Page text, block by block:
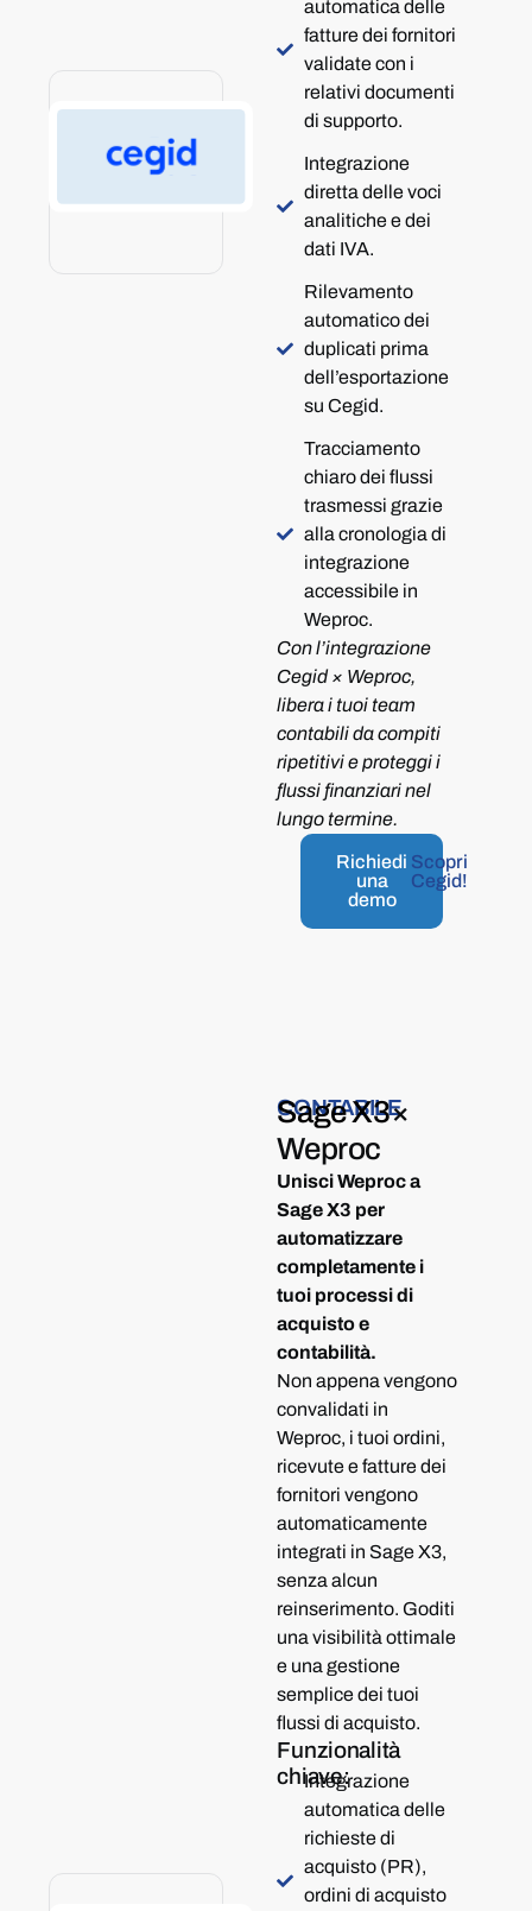
automatica delle
fatture dei fornitori
validate con i
relativi documenti
di supporto.
Integrazione
diretta delle voci
analitiche e dei
dati IVA.
Rilevamento
automatico dei
duplicati prima
dell’esportazione
su Cegid.
Tracciamento
chiaro dei flussi
trasmessi grazie
alla cronologia di
integrazione
accessibile in
Weproc.
Con l’integrazione
Cegid × Weproc,
libera i tuoi team
contabili da compiti
ripetitivi e proteggi i
flussi finanziari nel
lungo termine.
Richiedi
una
demo
Scopri
Cegid!
CONTABILE
Sage X3×
Weproc
Unisci Weproc a
Sage X3 per
automatizzare
completamente i
tuoi processi di
acquisto e
contabilità.
Non appena vengono
convalidati in
Weproc, i tuoi ordini,
ricevute e fatture dei
fornitori vengono
automaticamente
integrati in Sage X3,
senza alcun
reinserimento. Goditi
una visibilità ottimale
e una gestione
semplice dei tuoi
flussi di acquisto.
Funzionalità
chiave:
Integrazione
automatica delle
richieste di
acquisto (PR),
ordini di acquisto